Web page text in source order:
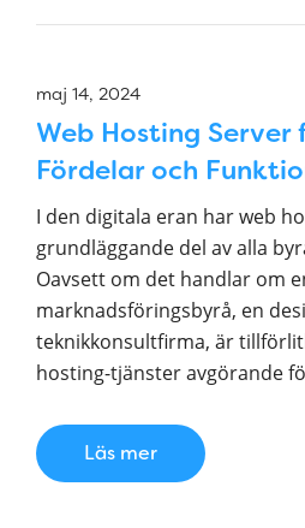
maj 14, 2024
Web Hosting Server
Fördelar och
I den digitala eran har web
grundläggande del av alla
Oavsett om det handlar om
marknadsföringsbyrå, en
teknikkonsultfirma, är
hosting-tjänster avgörande
Läs mer